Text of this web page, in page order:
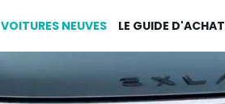
VOITURES NEUVES LE GUIDE D'ACHAT